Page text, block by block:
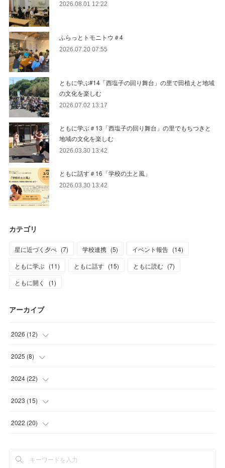
2026.08.01 12:22
ふらっとトモニトウ＃4
2026.07.20 07:55
ともに学ぶ#14「西塩子の回り舞台」の里で田植えと地域
の文化を楽しむ
2026.07.02 13:17
ともに学ぶ＃13「西塩子の回り舞台」の里でもちつきと
地域の文化を楽しむ
2026.03.30 13:42
ともに話す＃16「学校の土と風」
2026.03.30 13:42
カテゴリ
星に近づく夕べ (7) 学校連携 (5) イベント報告 (14)
ともに学ぶ (11) ともに話す (15) ともに読む (7)
ともに開く
(1)
アーカイブ
2026 (12)
( )
(3
(1
(6
2025 (8)
(1
(1
(2
(1)
2024 (22)
(2
(3
(2
2023 (15)
(1
(
2022 (20)
(